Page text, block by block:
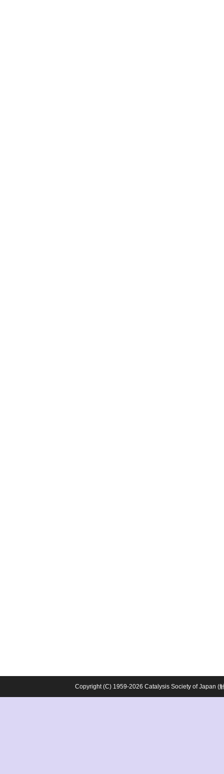
Copyright (C) 1959-2026 Catalysis Society of Japan (